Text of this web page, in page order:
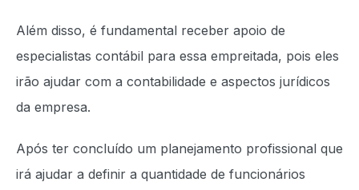
Além disso, é fundamental receber apoio de
especialistas contábil para essa empreitada, pois eles
irão ajudar com a contabilidade e aspectos jurídicos
da empresa.
Após ter concluído um planejamento profissional que
irá ajudar a definir a quantidade de funcionários